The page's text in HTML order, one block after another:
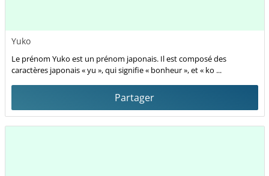
Yuko
Le prénom Yuko est un prénom japonais. Il est composé des
caractères japonais « yu », qui signifie « bonheur », et « ko ...
Partager